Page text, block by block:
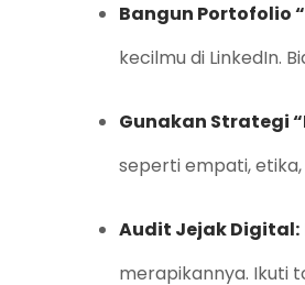
Bangun Portofolio
kecilmu di LinkedIn.
Gunakan Strategi
seperti empati, etika,
Audit Jejak Digital:
merapikannya. Ikuti